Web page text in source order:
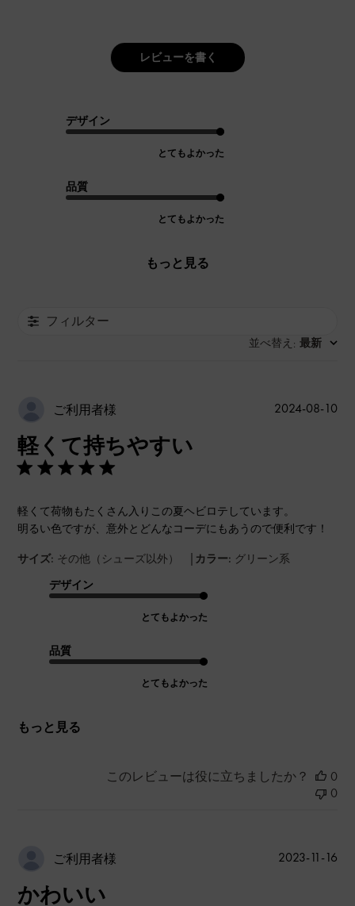
レビューを書く
デザイン
とてもよかった
品質
とてもよかった
もっと見る
フィルター
並べ替え : 最新
ご利用者様
軽くて持ちやすい
軽くて荷物もたくさん入りこの夏ヘビロテしています。
明るい色ですが、意外とどんなコーデにもあうので便利です！
サイズ: その他（シューズ以外） | カラー: グリーン系
デザイン
とてもよかった
品質
とてもよかった
もっと見る
公
2024-08-10
このレビューは役に立ちましたか？
0
0
ご利用者様
かわいい
公
2023-11-16